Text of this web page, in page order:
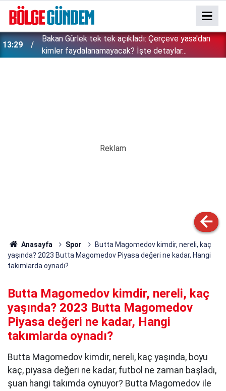
13:29
Bakan Gürlek tek tek açıkladı: Çerçeve yasa'dan
kimler faydalanamayacak? İşte detaylar...
Anasayfa Spor
Butta Magomedov kimdir, nereli, kaç
yaşında? 2023 Butta Magomedov Piyasa değeri ne kadar, Hangi
takımlarda oynadı?
Butta Magomedov kimdir, nereli, kaç
yaşında? 2023 Butta Magomedov
Piyasa değeri ne kadar, Hangi
takımlarda oynadı?
Butta Magomedov kimdir, nereli, kaç yaşında, boyu
kaç, piyasa değeri ne kadar, futbol ne zaman başladı,
şuan hangi takımda oynuyor? Butta Magomedov ile